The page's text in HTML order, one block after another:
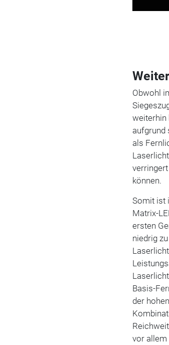
Obwohl
weiterhin
aufgrund
als
können.
Somit ist
Matrix-
ersten
niedrig
Basis-
der
vor allem